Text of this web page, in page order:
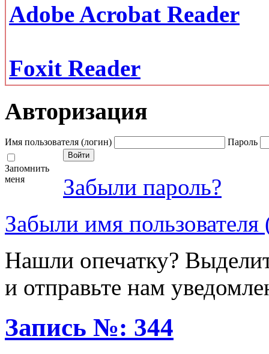
Adobe Acrobat Reader
Foxit Reader
Авторизация
Имя пользователя (логин) Пароль
Запомнить
меня
Забыли пароль?
Забыли имя пользователя
Нашли опечатку?
и отправьте нам
Запись №: 344